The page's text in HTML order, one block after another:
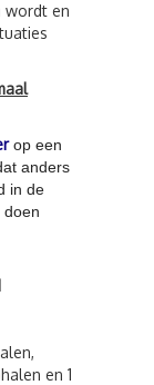
wordt en
op een
anders
in de
doen
en 1